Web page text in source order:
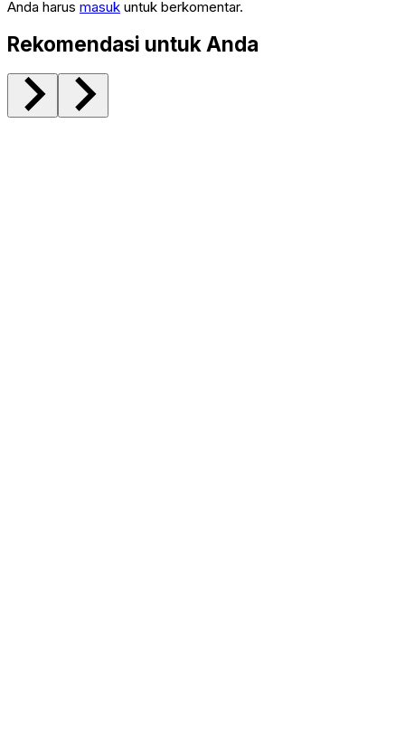
Anda harus masuk untuk berkomentar.
Rekomendasi untuk Anda